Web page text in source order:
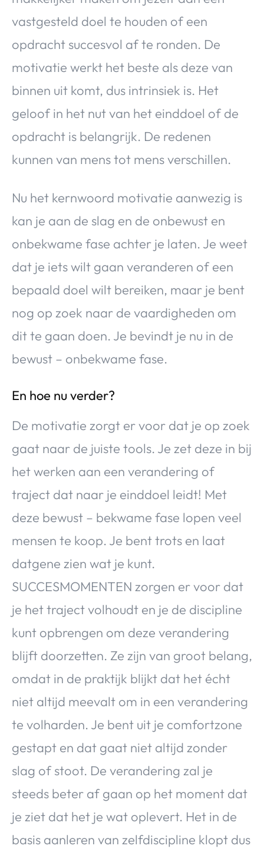
vastgesteld doel te houden of een
opdracht succesvol af te ronden. De
motivatie werkt het beste als deze van
binnen uit komt, dus intrinsiek is. Het
geloof in het nut van het einddoel of de
opdracht is belangrijk. De redenen
kunnen van mens tot mens verschillen.
Nu het kernwoord motivatie aanwezig is
kan je aan de slag en de onbewust en
onbekwame fase achter je laten. Je weet
dat je iets wilt gaan veranderen of een
bepaald doel wilt bereiken, maar je bent
nog op zoek naar de vaardigheden om
dit te gaan doen. Je bevindt je nu in de
bewust – onbekwame fase.
En hoe nu verder?
De motivatie zorgt er voor dat je op zoek
gaat naar de juiste tools. Je zet deze in bij
het werken aan een verandering of
traject dat naar je einddoel leidt! Met
deze bewust – bekwame fase lopen veel
mensen te koop. Je bent trots en laat
datgene zien wat je kunt.
SUCCESMOMENTEN zorgen er voor dat
je het traject volhoudt en je de discipline
kunt opbrengen om deze verandering
blijft doorzetten. Ze zijn van groot belang,
omdat in de praktijk blijkt dat het écht
niet altijd meevalt om in een verandering
te volharden. Je bent uit je comfortzone
gestapt en dat gaat niet altijd zonder
slag of stoot. De verandering zal je
steeds beter af gaan op het moment dat
je ziet dat het je wat oplevert. Het in de
basis aanleren van zelfdiscipline klopt dus